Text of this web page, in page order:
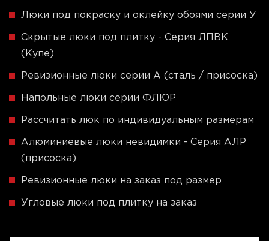
Люки под покраску и оклейку обоями серии У
Скрытые люки под плитку - Серия ЛПВК
(Купе)
Ревизионные люки серии A (сталь / присоска)
Напольные люки серии ФЛЮР
Рассчитать люк по индивидуальным размерам
Алюминиевые люки невидимки - Серия АЛР
(присоска)
Ревизионные люки на заказ под размер
Угловые люки под плитку на заказ